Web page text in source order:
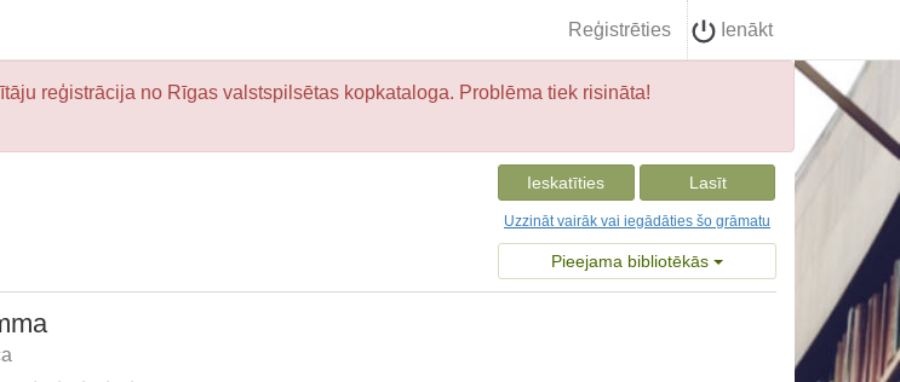
Reģistrēties Ienākt
reģistrācija no Rīgas valstspilsētas kopkataloga. Problēma tiek risināta!
Ieskatīties Lasīt
Uzzināt vairāk vai iegādāties šo grāmatu
Pieejama bibliotēkās